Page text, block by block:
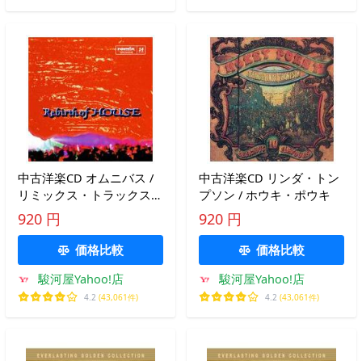
中古洋楽CD オムニバス /
リミックス・トラックス
vol.14“リバース・オブ・ハ
ウス”(廃盤)
920 円
価格比較
駿河屋Yahoo!店
4.2 (43,061件)
中古洋楽CD リンダ・トン
プソン / ホウキ・ポウキ
920 円
価格比較
駿河屋Yahoo!店
4.2 (43,061件)